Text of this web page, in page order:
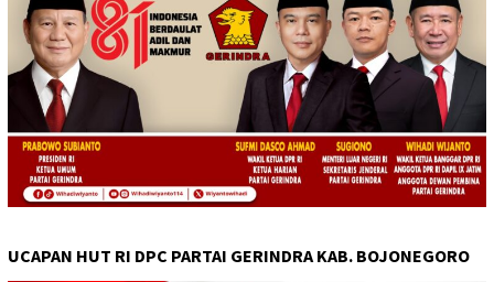
UCAPAN HUT RI DPC PARTAI GERINDRA KAB. BOJONEGORO